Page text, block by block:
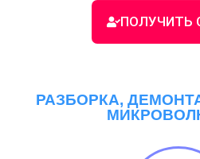
ПОЛУЧИТЬ
РАЗБОРКА,